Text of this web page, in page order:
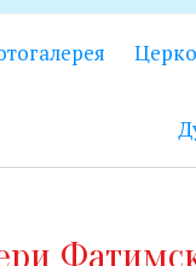
на
Саровского:
звонку